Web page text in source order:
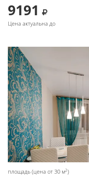
9191
Цена актуальна до
площадь (цена от 30 м2)